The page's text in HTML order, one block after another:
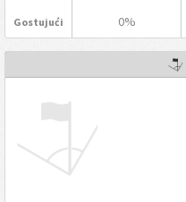
Gostujući 0%